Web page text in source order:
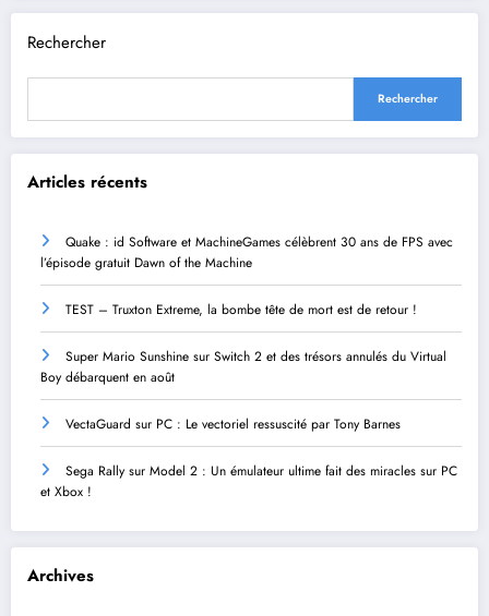
Rechercher
Rechercher
Articles récents
Quake : id Software et MachineGames célèbrent 30 ans de FPS avec
l’épisode gratuit Dawn of the Machine
TEST – Truxton Extreme, la bombe tête de mort est de retour !
Super Mario Sunshine sur Switch 2 et des trésors annulés du Virtual
Boy débarquent en août
VectaGuard sur PC : Le vectoriel ressuscité par Tony Barnes
Sega Rally sur Model 2 : Un émulateur ultime fait des miracles sur PC
et Xbox !
Archives